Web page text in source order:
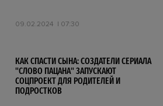
09.02.2024 07:30
КАК СПАСТИ СЫНА: СОЗДАТЕЛИ СЕРИАЛА
"СЛОВО ПАЦАНА" ЗАПУСКАЮТ
СОЦПРОЕКТ ДЛЯ РОДИТЕЛЕЙ И
ПОДРОСТКОВ